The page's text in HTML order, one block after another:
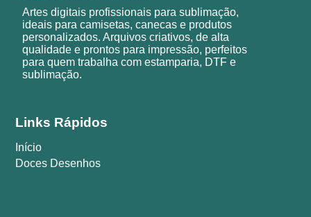
Artes digitais profissionais para sublimação,
ideais para camisetas, canecas e produtos
personalizados. Arquivos criativos, de alta
qualidade e prontos para impressão, perfeitos
para quem trabalha com estamparia, DTF e
sublimação.
Links Rápidos
Início
Doces Desenhos